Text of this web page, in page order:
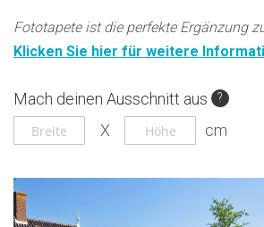
Mach deinen Ausschnitt aus
Fototapete ist die perfekte Ergänzung
Klicken Sie hier für weitere
Ende
der
Bildgalerie
Anfang
der
Bildgalerie